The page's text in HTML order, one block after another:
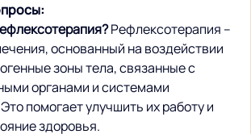
Рефлексотерапия –
основанный на воздействии
зоны тела, связанные с
органами и системами
помогает улучшить их работу и
здоровья.